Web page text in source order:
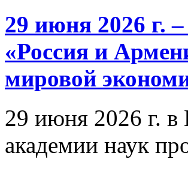
29 июня 2026 г.
«Россия и
мировой
29 июня 2026 г. в
академии наук